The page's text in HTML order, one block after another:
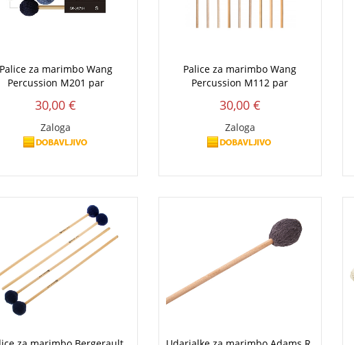
Palice za marimbo Wang
Percussion M201 par
30,00 €
Zaloga
Palice za marimbo Wang
Percussion M112 par
30,00 €
Zaloga